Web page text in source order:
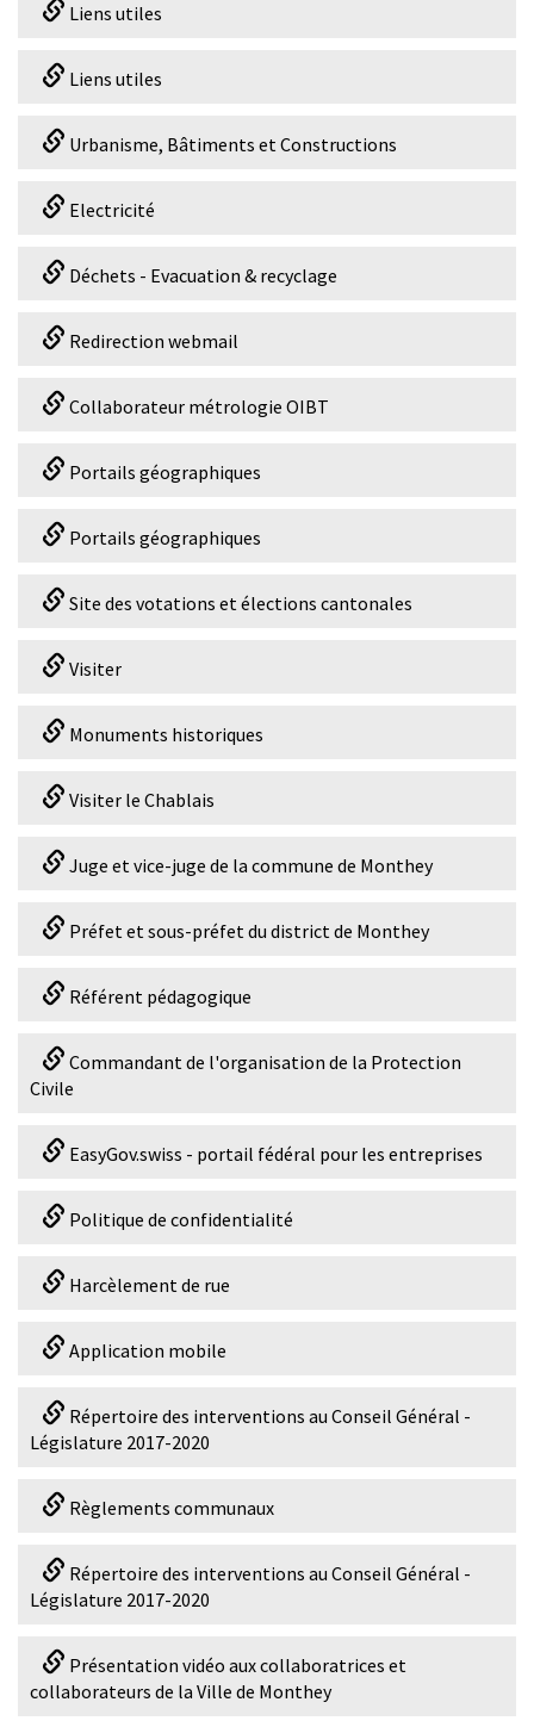
Liens utiles
Liens utiles
Urbanisme, Bâtiments et Constructions
Electricité
Déchets - Evacuation & recyclage
Redirection webmail
Collaborateur métrologie OIBT
Portails géographiques
Portails géographiques
Site des votations et élections cantonales
Visiter
Monuments historiques
Visiter le Chablais
Juge et vice-juge de la commune de Monthey
Préfet et sous-préfet du district de Monthey
Référent pédagogique
Commandant de l'organisation de la Protection
Civile
EasyGov.swiss - portail fédéral pour les entreprises
Politique de confidentialité
Harcèlement de rue
Application mobile
Répertoire des interventions au Conseil Général -
Législature 2017-2020
Règlements communaux
Répertoire des interventions au Conseil Général -
Législature 2017-2020
Présentation vidéo aux collaboratrices et
collaborateurs de la Ville de Monthey